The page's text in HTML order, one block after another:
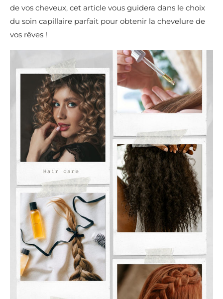
de vos cheveux, cet article vous guidera dans le choix
du soin capillaire parfait pour obtenir la chevelure de
vos rêves !